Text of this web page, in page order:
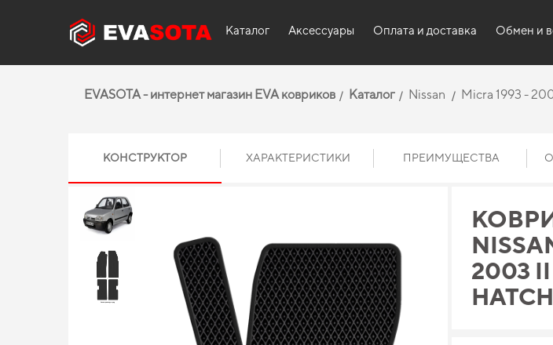
Каталог Аксессуары Оплата и доставка Обмен и
EVASOTA - интернет магазин EVA ковриков Каталог Nissan Micra 1993 -
КОНСТРУКТОР ХАРАКТЕРИСТИКИ ПРЕИМУЩЕСТВА
2003